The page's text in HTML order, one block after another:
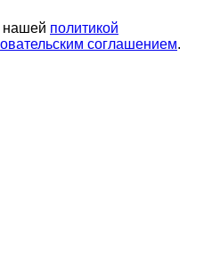
нашей политикой
соглашением.